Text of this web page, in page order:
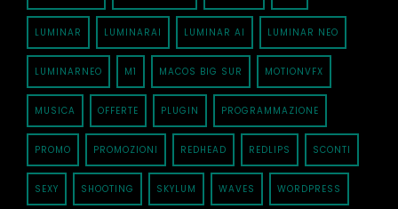
LUMINAR LUMINARAI LUMINAR AI LUMINAR NEO
LUMINARNEO M1 MACOS BIG SUR MOTIONVFX
MUSICA OFFERTE PLUGIN PROGRAMMAZIONE
PROMO PROMOZIONI REDHEAD REDLIPS SCONTI
SEXY SHOOTING SKYLUM WAVES WORDPRESS